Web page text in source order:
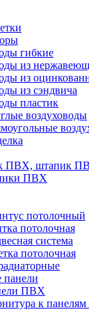
гибкие
из
из
из сэндвича
пластик
воздуховоды
ПВХ, штапик
ПВХ
потолочный
потолочная
система
потолочная
панели
ПВХ
к